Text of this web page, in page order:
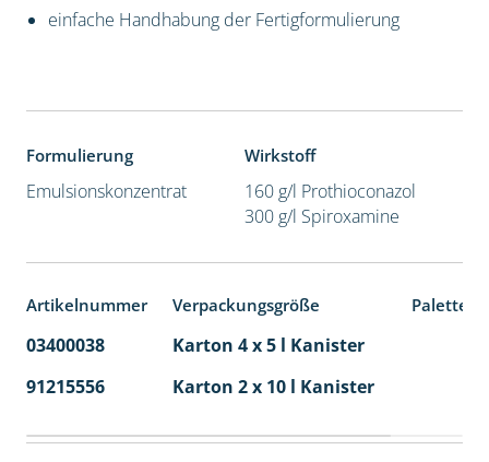
einfache Handhabung der Fertigformulierung
Formulierung
Emulsionskonzentrat
Wirkstoff
160 g/l Prothioconazol
300 g/l Spiroxamine
Artikelnummer Verpackungsgröße
03400038 Karton 4 x 5 l Kanister
91215556
Karton 2 x 10 l Kanister